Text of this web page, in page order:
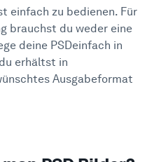
einfach zu bedienen. Für
brauchst du weder eine
deine PSDeinfach in
erhältst in
Ausgabeformat